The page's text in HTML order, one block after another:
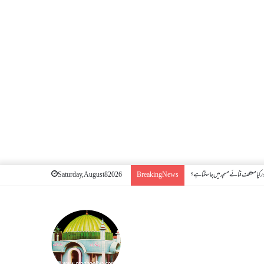
Saturday, August 8 2026 Breaking News معتکف فنائے مسجد میں جا سکتا ہے؟